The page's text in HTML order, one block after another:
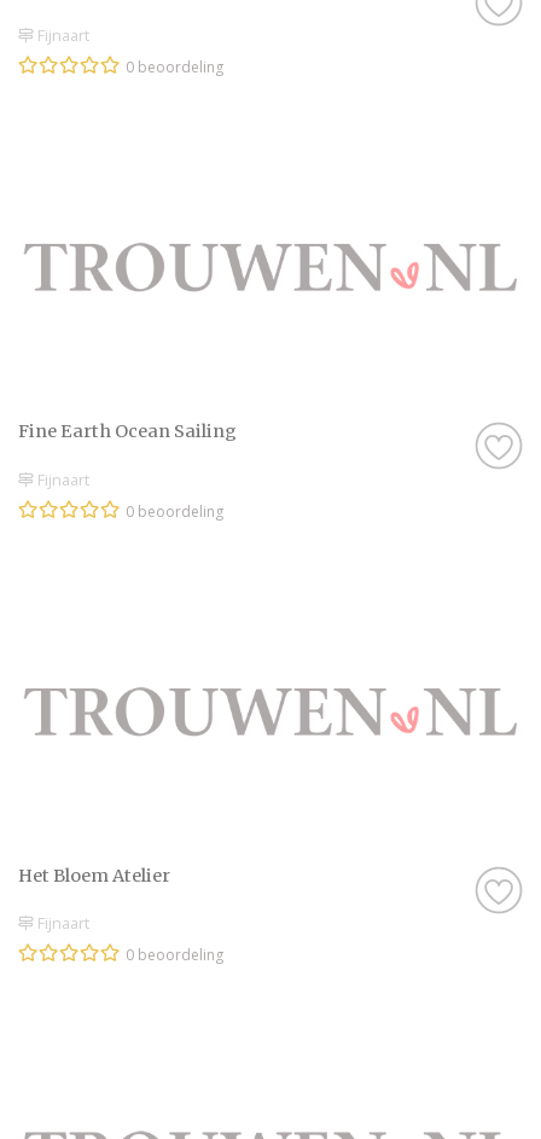
Fijnaart
0 beoordeling
Fine Earth Ocean Sailing
Fijnaart
0 beoordeling
Het Bloem Atelier
Fijnaart
0 beoordeling